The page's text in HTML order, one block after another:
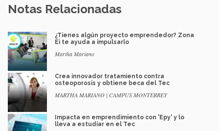
Notas Relacionadas
¿Tienes algún proyecto emprendedor? Zona
Ei te ayuda a impulsarlo
Martha Mariano
Crea innovador tratamiento contra
osteoporosis y obtiene beca del Tec
MARTHA MARIANO | CAMPUS MONTERREY
Impacta en emprendimiento con 'Epy' y lo
lleva a estudiar en el Tec